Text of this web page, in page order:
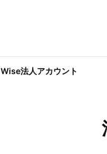
Wise法人アカウント